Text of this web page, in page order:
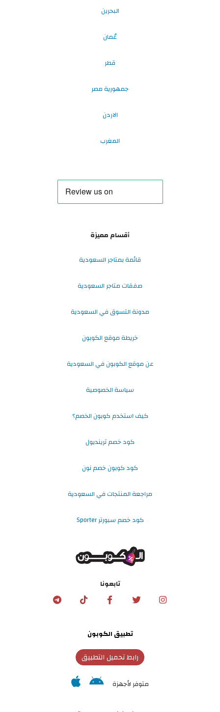
البحرين
عُمان
قطر
جمهورية مصر
الاردن
المغرب
أقسام مميزة
قائمة بمتاجر السعودية
صفقات متاجر السعودية
مدونة التسوق في السعودية
خريطة موقع الكوبون
عن موقع الكوبون في السعودية
سياسة الخصوصية
كيف استخدم كوبون الخصم؟
كود خصم ترينديول
كود كوبون خصم نون
مراجعة المنتجات في السعودية
كود خصم سبورتر Sporter
تابعونا
تطبيق الكوبون
رابط تحميل التطبيق
متوفر لأجهزة